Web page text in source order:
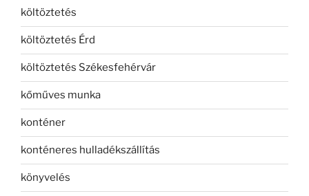
költöztetés
költöztetés Érd
költöztetés Székesfehérvár
kőműves munka
konténer
konténeres hulladékszállítás
könyvelés